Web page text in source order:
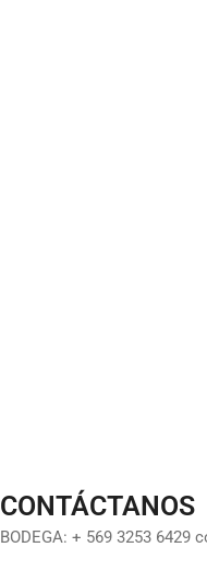
CONTÁCTANOS
BODEGA: + 569 3253 6429